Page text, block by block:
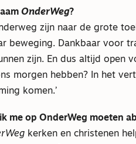
OnderWeg?
zijn naar de grote
beweging. Dankbaar voor
zijn. En dus altijd open
morgen hebben? In het
komen.’
me op OnderWeg moeten
kerken en christenen